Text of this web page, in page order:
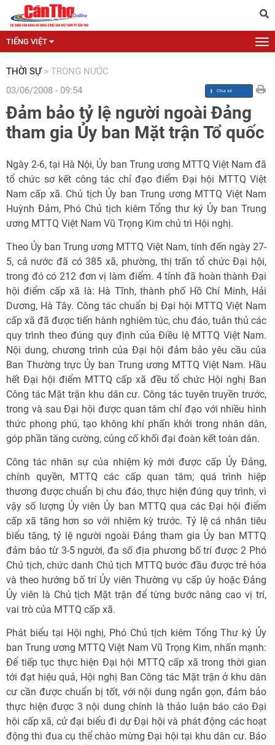
TIẾNG VIỆT
THỜI SỰ > TRONG NƯỚC
03/06/2008 - 09:54
Đảm bảo tỷ lệ người ngoài Đảng
tham gia Ủy ban Mặt trận Tổ quốc
Ngày 2-6, tại Hà Nội, Ủy ban Trung ương MTTQ Việt Nam đã
tổ chức sơ kết công tác chỉ đạo điểm Đại hội MTTQ Việt
Nam cấp xã. Chủ tịch Ủy ban Trung ương MTTQ Việt Nam
Huỳnh Đảm, Phó Chủ tịch kiêm Tổng thư ký Ủy ban Trung
ương MTTQ Việt Nam Vũ Trọng Kim chủ trì Hội nghị.
Theo Ủy ban Trung ương MTTQ Việt Nam, tính đến ngày 27-
5, cả nước đã có 385 xã, phường, thị trấn tổ chức Đại hội,
trong đó có 212 đơn vị làm điểm. 4 tỉnh đã hoàn thành Đại
hội điểm cấp xã là: Hà Tĩnh, thành phố Hồ Chí Minh, Hải
Dương, Hà Tây. Công tác chuẩn bị Đại hội MTTQ Việt Nam
cấp xã đã được tiến hành nghiêm túc, chu đáo, tuân thủ các
quy trình theo đúng quy định của Điều lệ MTTQ Việt Nam.
Nội dung, chương trình của Đại hội đảm bảo yêu cầu của
Ban Thường trực Ủy ban Trung ương MTTQ Việt Nam. Hầu
hết Đại hội điểm MTTQ cấp xã đều tổ chức Hội nghị Ban
Công tác Mặt trận khu dân cư. Công tác tuyên truyền trước,
trong và sau Đại hội được quan tâm chỉ đạo với nhiều hình
thức phong phú, tạo không khí phấn khởi trong nhân dân,
góp phần tăng cường, củng cố khối đại đoàn kết toàn dân.
Công tác nhân sự của nhiệm kỳ mới được cấp Ủy Đảng,
chính quyền, MTTQ các cấp quan tâm; quá trình hiệp
thương được chuẩn bị chu đáo, thực hiện đúng quy trình, vì
vậy số lượng Ủy viên Ủy ban MTTQ qua các Đại hội điểm
cấp xã tăng hơn so với nhiệm kỳ trước. Tỷ lệ cá nhân tiêu
biểu tăng, tỷ lệ người ngoài Đảng tham gia Ủy ban MTTQ
đảm bảo từ 3-5 người, đa số địa phương bố trí được 2 Phó
Chủ tịch, chức danh Chủ tịch MTTQ bước đầu được trẻ hóa
và theo hướng bố trí Ủy viên Thường vụ cấp ủy hoặc Đảng
Ủy viên là Chủ tịch Mặt trận để từng bước nâng cao vị trí,
vai trò của MTTQ cấp xã.
Phát biểu tại Hội nghị, Phó Chủ tịch kiêm Tổng Thư ký Ủy
ban Trung ương MTTQ Việt Nam Vũ Trọng Kim, nhấn mạnh:
Để tiếp tục thực hiện Đại hội MTTQ cấp xã trong thời gian
tới đạt hiệu quả, Hội nghị Ban Công tác Mặt trận ở khu dân
cư cần được chuẩn bị tốt, với nội dung ngắn gọn, đảm bảo
thực hiện được 3 nội dung chính là thảo luận báo cáo Đại
hội cấp xã, cử đại biểu đi dự Đại hội và phát động các hoạt
động thi đua cụ thể chào mừng Đại hội tại khu dân cư. Báo